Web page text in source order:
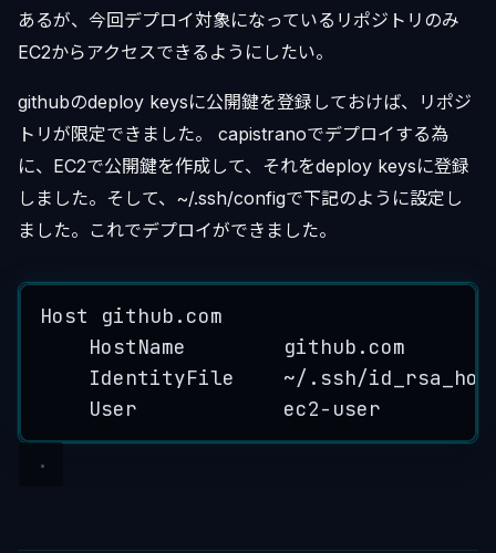
あるが、今回デプロイ対象になっているリポジトリのみ
EC2からアクセスできるようにしたい。
githubのdeploy keysに公開鍵を登録しておけば、リポジ
トリが限定できました。 capistranoでデプロイする為
に、EC2で公開鍵を作成して、それをdeploy keysに登録
しました。そして、~/.ssh/configで下記のように設定し
ました。これでデプロイができました。
Host github. com
HostName
        github.
com
IdentityFile
~/ . ssh/
User
            ec2
- user